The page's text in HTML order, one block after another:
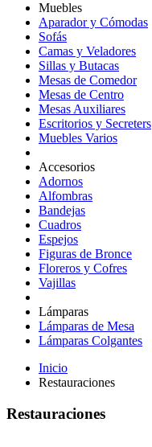
Muebles
Aparador y Cómodas
Sofás
Camas y Veladores
Sillas y Butacas
Mesas de Comedor
Mesas de Centro
Mesas Auxiliares
Escritorios y Secreters
Muebles Varios
Accesorios
Adornos
Alfombras
Bandejas
Cuadros
Espejos
Figuras de Bronce
Floreros y Cofres
Vajillas
Lámparas
Lámparas de Mesa
Lámparas Colgantes
Inicio
Restauraciones
Restauraciones